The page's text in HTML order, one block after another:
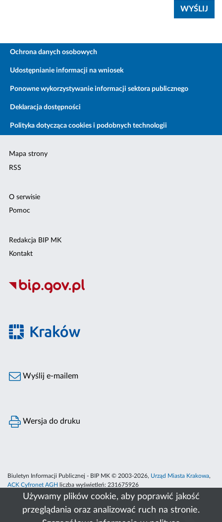
Używamy plików cookie, aby poprawić jakość
przeglądania oraz analizować ruch na stronie.
Ochrona danych osobowych
Udostępnianie informacji na wniosek
Ponowne wykorzystywanie informacji sektora publicznego
Deklaracja dostępności
Polityka dotycząca cookies i podobnych technologii
Mapa strony
RSS
O serwisie
Pomoc
Redakcja BIP MK
Kontakt
Wyślij e-mailem
Wersja do druku
Biuletyn Informacji Publicznej - BIP MK © 2003-2026, Urząd Miasta Krakowa,
ACK Cyfronet AGH
liczba wyświetleń: 231675926